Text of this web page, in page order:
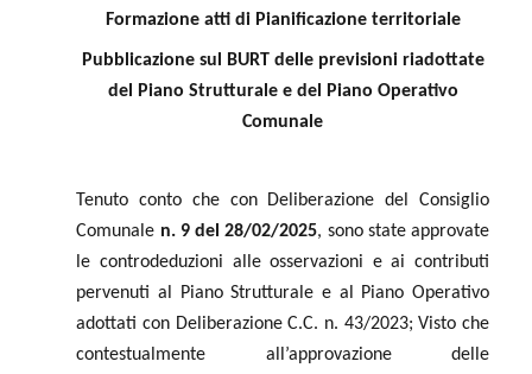
Formazione atti di Pianificazione territoriale
Pubblicazione sul BURT delle previsioni riadottate
del Piano Strutturale e del Piano Operativo
Comunale
Tenuto conto che con Deliberazione del Consiglio
Comunale n. 9 del 28/02/2025, sono state approvate
le controdeduzioni alle osservazioni e ai contributi
pervenuti al Piano Strutturale e al Piano Operativo
adottati con Deliberazione C.C. n. 43/2023; Visto che
contestualmente all’approvazione delle